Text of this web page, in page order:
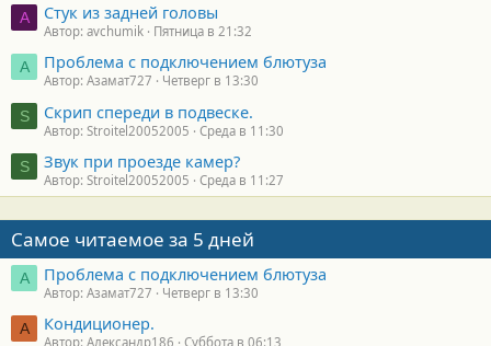
A Стук из задней головы
Автор: avchumik Пятница в 21:32
А Проблема с подключением блютуза
Автор: Азамат727 Четверг в 13:30
S Скрип спереди в подвеске.
Автор: Stroitel20052005 Среда в 11:30
S Звук при проезде камер?
Автор: Stroitel20052005 Среда в 11:27
Самое читаемое за 5 дней
А Проблема с подключением блютуза
Автор: Азамат727 Четверг в 13:30
А Кондиционер.
Автор: Александр186 Суббота в 06:13